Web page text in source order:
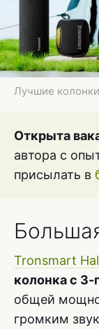
Лучшие
Открыта
автора с
присылать в
Tronsmart
колонка с 3-
общей
громким